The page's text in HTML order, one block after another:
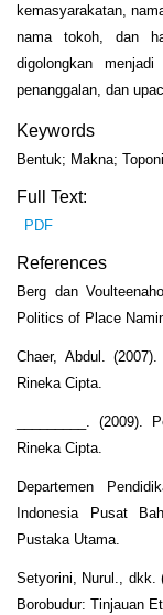
kemasyarakatan,
nama tokoh, dan
digolongkan
penanggalan, dan
Keywords
Bentuk; Makna;
Full Text:
PDF
References
Berg dan
Politics of Place
Chaer, Abdul.
Rineka Cipta.
_________. (2009).
Rineka Cipta.
Departemen
Indonesia Pusat
Pustaka Utama.
Setyorini, Nurul., dkk.
Borobudur: Tinjauan